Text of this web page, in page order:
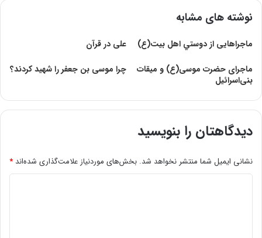
نوشته های مشابه
ماجراهايی از دوستي اهل بيت(ع)
على در قرآن
ماجرای حضرت موسی(ع) و میقات
بنی‌اسرائیل
چرا موسى بن جعفر را شهید کردند؟
دیدگاهتان را بنویسید
نشانی ایمیل شما منتشر نخواهد شد. بخش‌های موردنیاز علامت‌گذاری شده‌اند *